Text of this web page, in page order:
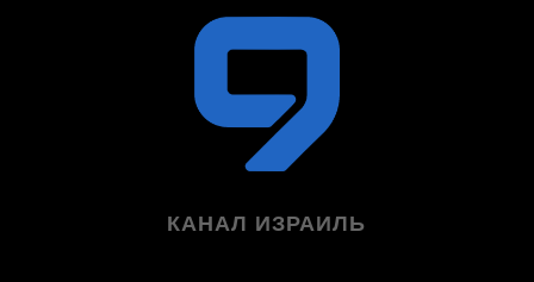
КАНАЛ ИЗРАИЛЬ